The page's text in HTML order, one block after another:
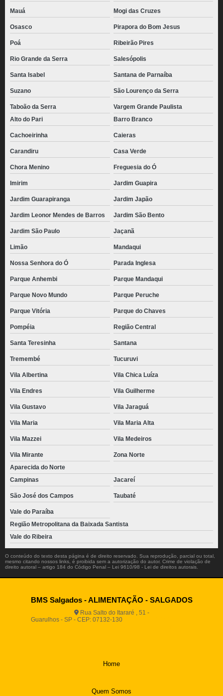
Mauá Mogi das Cruzes
Osasco Pirapora do Bom Jesus
Poá Ribeirão Pires
Rio Grande da Serra Salesópolis
Santa Isabel Santana de Parnaíba
Suzano São Lourenço da Serra
Taboão da Serra
Vargem Grande Paulista
Alto do Pari
Barro Branco
Cachoeirinha Caieras
Carandiru Casa Verde
Chora Menino Freguesia do Ó
Imirim Jardim Guapira
Jardim Guarapiranga Jardim Japão
Jardim Leonor Mendes de Barros Jardim São Bento
Jardim São Paulo Jaçanã
Limão Mandaqui
Nossa Senhora do Ó Parada Inglesa
Parque Anhembi Parque Mandaqui
Parque Novo Mundo Parque Peruche
Parque Vitória Parque do Chaves
Pompéia Região Central
Santa Teresinha Santana
Tremembé Tucuruvi
Vila Albertina Vila Chica Luíza
Vila Endres Vila Guilherme
Vila Gustavo Vila Jaraguá
Vila Maria Vila Maria Alta
Vila Mazzei Vila Medeiros
Vila Mirante
Zona Norte
Aparecida do Norte
Campinas
Jacareí
São José dos Campos Taubaté
Vale do Paraíba
Região Metropolitana da Baixada Santista
Vale do Ribeira
O conteúdo do texto desta página é de direito reservado. Sua reprodução, parcial ou total,
mesmo citando nossos links, é proibida sem a autorização do autor. Crime de violação de
direito autoral – artigo 184 do Código Penal – Lei 9610/98 - Lei de direitos autorais.
BMS Salgados - ALIMENTAÇÃO - SALGADOS
Rua Salto do Itararé , 51 -
Guarulhos - SP - CEP: 07132-130
Home
Quem Somos